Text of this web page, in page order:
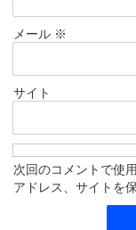
メール ※
サイト
次回のコメントで使
アドレス、サイトを